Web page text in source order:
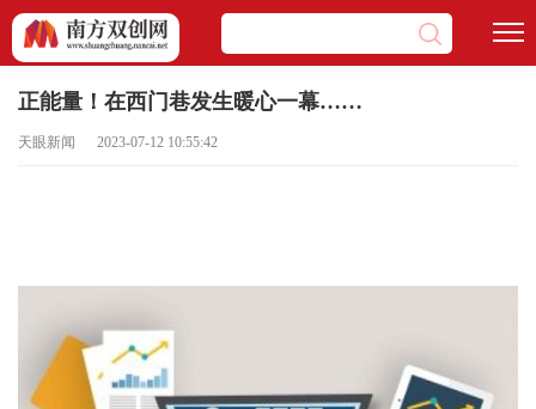
正能量！在西门巷发生暖心一幕……
天眼新闻 2023-07-12 10:55:42